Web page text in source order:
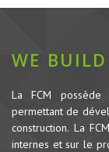
WE
La FCM
permettant de
construction. La
internes et sur le